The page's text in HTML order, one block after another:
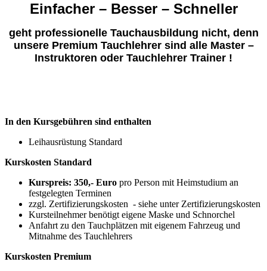
Einfacher – Besser – Schneller
geht professionelle Tauchausbildung nicht, denn
unsere Premium Tauchlehrer sind alle Master –
Instruktoren oder Tauchlehrer Trainer !
In den Kursgebühren sind enthalten
Leihausrüstung Standard
Kurskosten Standard
Kurspreis: 350,- Euro pro Person mit Heimstudium an
festgelegten Terminen
zzgl. Zertifizierungskosten - siehe unter Zertifizierungskosten
Kursteilnehmer benötigt eigene Maske und Schnorchel
Anfahrt zu den Tauchplätzen mit eigenem Fahrzeug und
Mitnahme des Tauchlehrers
Kurskosten Premium